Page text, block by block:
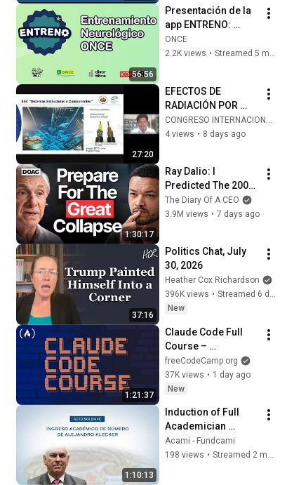
56:56
Presentación de la
app ENTRENO:
Entrenamiento
Neurológico ONCE |
ONCE
2.2K views • Streamed 5 months ago
27:20
EFECTOS DE
RADIACIÓN POR
NEUTRONES EN
MATERIALES EN UN
4 views • 8 days ago
1:30:17
Ray Dalio: I
Predicted The 2008
CRASH, I Know What
Comes Next!
The Diary Of A CEO
3.9M views • 7 days ago
37:16
Politics Chat, July
30, 2026
Heather Cox Richardson
396K views •
Streamed 6 days ago
New
1:21:37
Claude Code Full
Course –
Autonomous Goals,
MCP, and VS Code
Setup
freeCodeCamp.org
37K views • 1 day ago
New
1:10:13
Induction of Full
Academician
Alejandro Klecker
Acami - Fundcami
198 views • Streamed 2 months ago